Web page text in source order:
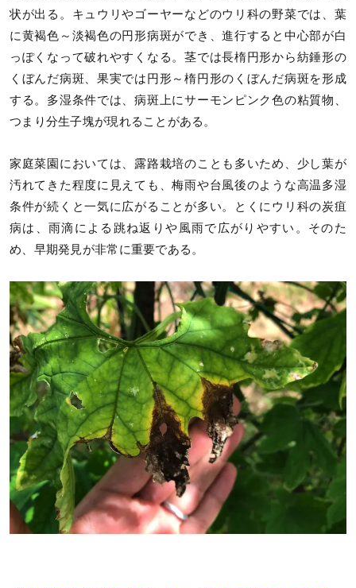
状が出る。キュウリやゴーヤーなどのウリ科の野菜では、葉
に黄褐色～淡褐色の円形病斑ができ、進行すると中心部が白
っぽくなって破れやすくなる。茎では長楕円形から紡錘形の
くぼんだ病斑、果実では円形～楕円形のくぼんだ病斑を形成
する。多湿条件では、病斑上にサーモンピンク色の粘質物、
つまり分生子塊が現れることがある。
家庭菜園においては、露路栽培のことも多いため、少し葉が
汚れてきた程度に見えても、梅雨や台風後のような高温多湿
条件が続くと一気に広がることが多い。とくにウリ科の炭疽
病は、雨滴による跳ね返りや風雨で広がりやすい。そのた
め、早期発見が非常に重要である。